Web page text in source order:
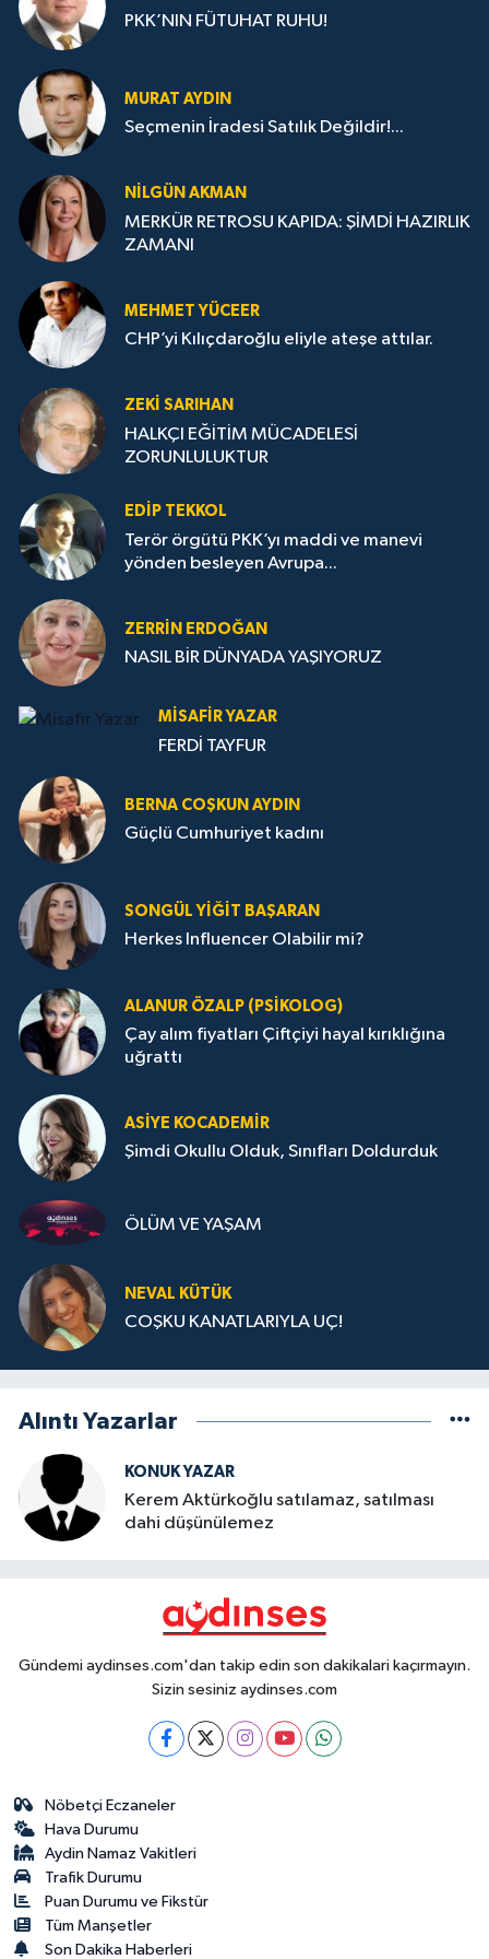
PKK’NIN FÜTUHAT RUHU!
MURAT AYDIN
Seçmenin İradesi Satılık Değildir!...
NILGÜN AKMAN
MERKÜR RETROSU KAPIDA: ŞİMDİ HAZIRLIK
ZAMANI
MEHMET YÜCEER
CHP’yi Kılıçdaroğlu eliyle ateşe attılar.
ZEKI SARIHAN
HALKÇI EĞİTİM MÜCADELESİ
ZORUNLULUKTUR
EDIP TEKKOL
Terör örgütü PKK’yı maddi ve manevi
yönden besleyen Avrupa...
ZERRIN ERDOĞAN
NASIL BİR DÜNYADA YAŞIYORUZ
MISAFIR YAZAR
FERDİ TAYFUR
BERNA COŞKUN AYDIN
Güçlü Cumhuriyet kadını
SONGÜL YIĞIT BAŞARAN
Herkes Influencer Olabilir mi?
ALANUR ÖZALP (PSIKOLOG)
Çay alım fiyatları Çiftçiyi hayal kırıklığına
uğrattı
ASIYE KOCADEMİR
Şimdi Okullu Olduk, Sınıfları Doldurduk
ÖLÜM VE YAŞAM
NEVAL KÜTÜK
COŞKU KANATLARIYLA UÇ!
Alıntı Yazarlar
KONUK YAZAR
Kerem Aktürkoğlu satılamaz, satılması
dahi düşünülemez
Gündemi aydinses.com'dan takip edin son dakikalari kaçırmayın.
Sizin sesiniz aydinses.com
Nöbetçi Eczaneler
Hava Durumu
Aydin Namaz Vakitleri
Trafik Durumu
Puan Durumu ve Fikstür
Tüm Manşetler
Son Dakika Haberleri